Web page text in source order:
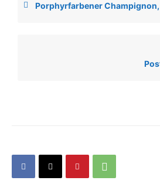
Porphyrfarbener